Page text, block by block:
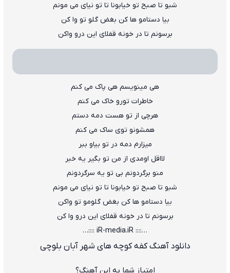
شبو تا صبح تو خیابونا تا تو نیای می مونم
بیا دستامو ها کن بغض گلو تو وا کن
برسونم تا در خونه قفلای این درو واکن
هی مینویسم هی پاک می کنم
خاطرات تورو خاک می کنم
هرچی از تو هست دمه دستم
همشونو توی ساک می کنم
میزارم دمه در تو بیاو ببر
لااقل اومدی از من تو بگیر یه خبر
منو برگردونم بی تو یه سرگردونم
شبو تا صبح تو خیابونا تا تو نیای می مونم
بیا دستامو ها کن بغض گلومو تو واکن
برسونم تا در خونه قفلای این درو وا کن
…:::: iR-media.iR ::::…
دانلود آهنگ کفه کوچه های شهر آبان بلوچی
امتیاز شما به این آهنگ؟